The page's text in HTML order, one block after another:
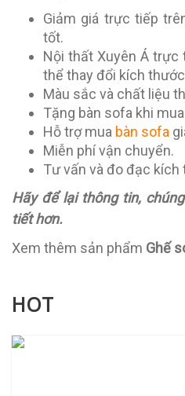
Giảm giá trực tiếp
tốt.
Nội thất Xuyên Á
thể thay đổi kích
Màu sắc và chất liệu
Tặng bàn sofa khi
Hỗ trợ mua bàn sofa
Miễn phí vận chuyển.
Tư vấn và đo đạc kích
Hãy để lại thông tin,
tiết hơn.
Xem thêm sản phẩm Ghế
HOT